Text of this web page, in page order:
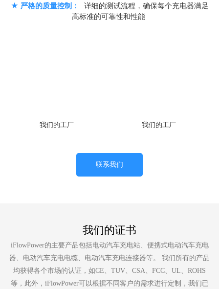
★ 严格的质量控制：
详细的测试流程，确保每个充电器满足
高标准的可靠性和性能
我们的工厂 我们的工厂
联系我们
我们的证书
iFlowPower的主要产品包括电动汽车充电站、便携式电动汽车充电
器、电动汽车充电电缆、电动汽车充电连接器等。 我们所有的产品
均获得各个市场的认证，如CE、TUV、CSA、FCC、UL、ROHS
等，此外，iFlowPower可以根据不同客户的需求进行定制，我们已